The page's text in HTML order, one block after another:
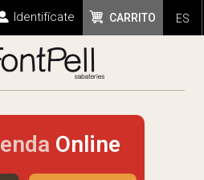
ES
CARRITO
Identifícate
Online